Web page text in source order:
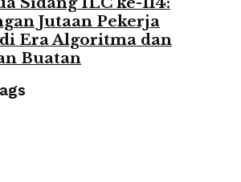
Jutaan Pekerja
Era Algoritma dan
Buatan